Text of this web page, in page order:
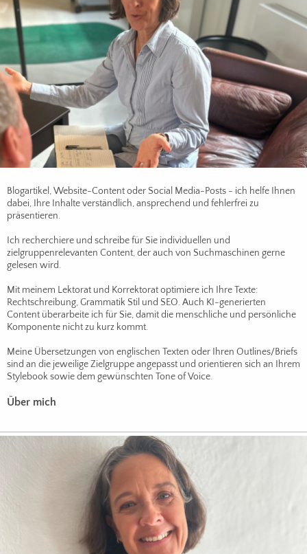
Blogartikel, Website-Content oder Social Media-Posts - ich helfe Ihnen
dabei, Ihre Inhalte verständlich, ansprechend und fehlerfrei zu
präsentieren.
Ich recherchiere und schreibe für Sie individuellen und
zielgruppenrelevanten Content, der auch von Suchmaschinen gerne
gelesen wird.
Mit meinem Lektorat und Korrektorat optimiere ich Ihre Texte:
Rechtschreibung, Grammatik Stil und SEO. Auch KI-generierten
Content überarbeite ich für Sie, damit die menschliche und persönliche
Komponente nicht zu kurz kommt.
Meine Übersetzungen von englischen Texten oder Ihren Outlines/Briefs
sind an die jeweilige Zielgruppe angepasst und orientieren sich an Ihrem
Stylebook sowie dem gewünschten Tone of Voice.
Über mich